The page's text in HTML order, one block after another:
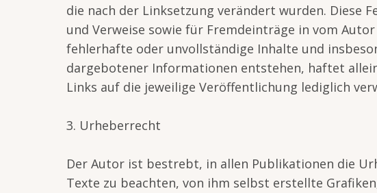
die nach der Linksetzung verändert wurden. Diese
und Verweise sowie für Fremdeinträge in vom
fehlerhafte oder unvollständige Inhalte und
dargebotener Informationen entstehen, haftet
Links auf die jeweilige Veröffentlichung lediglich
3. Urheberrecht
Der Autor ist bestrebt, in allen Publikationen die
Texte zu beachten, von ihm selbst erstellte